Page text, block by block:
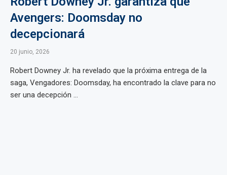
Avengers: Doomsday no
decepcionará
20 junio, 2026
Robert Downey Jr. ha revelado que la próxima entrega de la
saga, Vengadores: Doomsday, ha encontrado la clave para no
ser una decepción ...